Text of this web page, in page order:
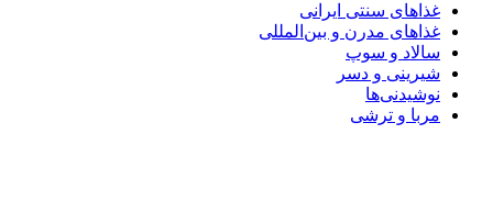
غذاهای سنتی ایرانی
غذاهای مدرن و بین‌المللی
سالاد و سوپ
شیرینی و دسر
نوشیدنی‌ها
مربا و ترشی